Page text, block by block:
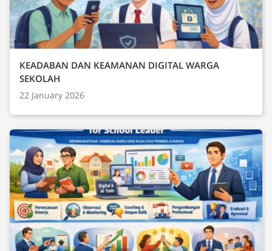
KEADABAN DAN KEAMANAN DIGITAL WARGA
SEKOLAH
22 January 2026